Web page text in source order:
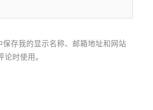
保存我的显示名称、邮箱地址和网站
论时使用。